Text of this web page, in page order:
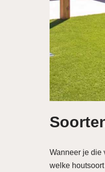
Wanneer je die
welke